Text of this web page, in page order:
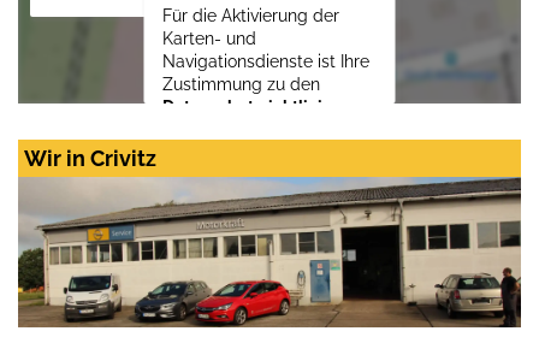
Für die Aktivierung der
Karten- und
Navigationsdienste ist Ihre
Zustimmung zu den
Datenschutzrichtlinien
Zustimmen und
aktivieren
Wir in Crivitz